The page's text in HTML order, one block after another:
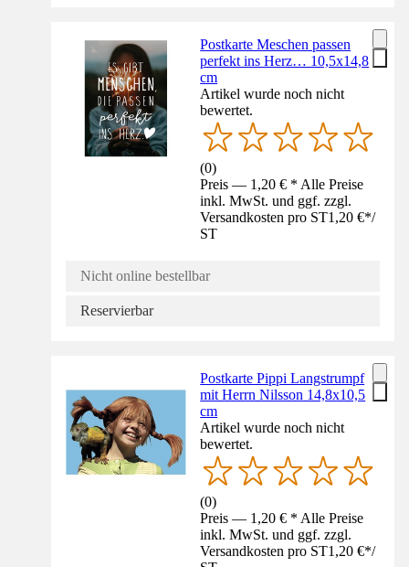
Postkarte Meschen passen
perfekt ins Herz… 10,5x14,8
cm
Artikel wurde noch nicht
bewertet.
(0)
Preis — 1,20 € * Alle Preise
inkl. MwSt. und ggf. zzgl.
Versandkosten pro ST1,20 €*/
ST
Nicht online bestellbar
Reservierbar
Postkarte Pippi Langstrumpf
mit Herrn Nilsson 14,8x10,5
cm
Artikel wurde noch nicht
bewertet.
(0)
Preis — 1,20 € * Alle Preise
inkl. MwSt. und ggf. zzgl.
Versandkosten pro ST1,20 €*/